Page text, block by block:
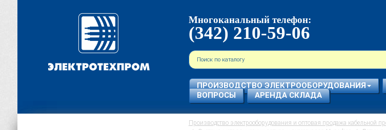
Многоканальный телефон:
(342) 210-59-06
ПРОИЗВОДСТВО ЭЛЕКТРООБОРУДОВАНИЯ
ВОПРОСЫ
АРЕНДА СКЛАДА
Производство электрооборудования и оптовая продажа кабельной